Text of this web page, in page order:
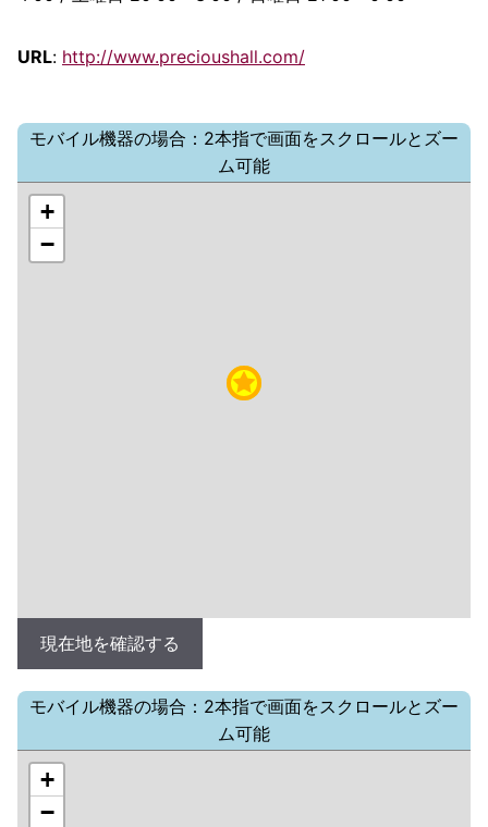
URL: http://www.precioushall.com/
モバイル機器の場合：2本指で画面をスクロールとズー
ム可能
+
−
現在地を確認する
モバイル機器の場合：2本指で画面をスクロールとズー
ム可能
+
−